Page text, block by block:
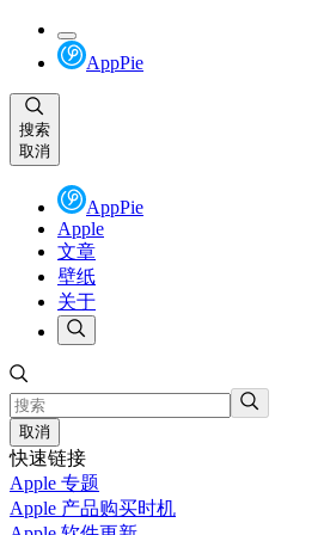
AppPie
搜索
取消
AppPie
Apple
文章
壁纸
关于
取消
快速链接
Apple 专题
Apple 产品购买时机